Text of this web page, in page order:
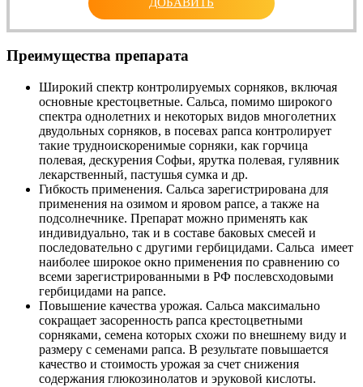
Преимущества препарата
Широкий спектр контролируемых сорняков, включая
основные крестоцветные. Сальса, помимо широкого
спектра однолетних и некоторых видов многолетних
двудольных сорняков, в посевах рапса контролирует
такие трудноискоренимые сорняки, как горчица
полевая, дескурения Софьи, ярутка полевая, гулявник
лекарственный, пастушья сумка и др.
Гибкость применения. Сальса зарегистрирована для
применения на озимом и яровом рапсе, а также на
подсолнечнике. Препарат можно применять как
индивидуально, так и в составе баковых смесей и
последовательно с другими гербицидами. Сальса имеет
наиболее широкое окно применения по сравнению со
всеми зарегистрированными в РФ послевсходовыми
гербицидами на рапсе.
Повышение качества урожая. Сальса максимально
сокращает засоренность рапса крестоцветными
сорняками, семена которых схожи по внешнему виду и
размеру с семенами рапса. В результате повышается
качество и стоимость урожая за счет снижения
содержания глюкозинолатов и эруковой кислоты.